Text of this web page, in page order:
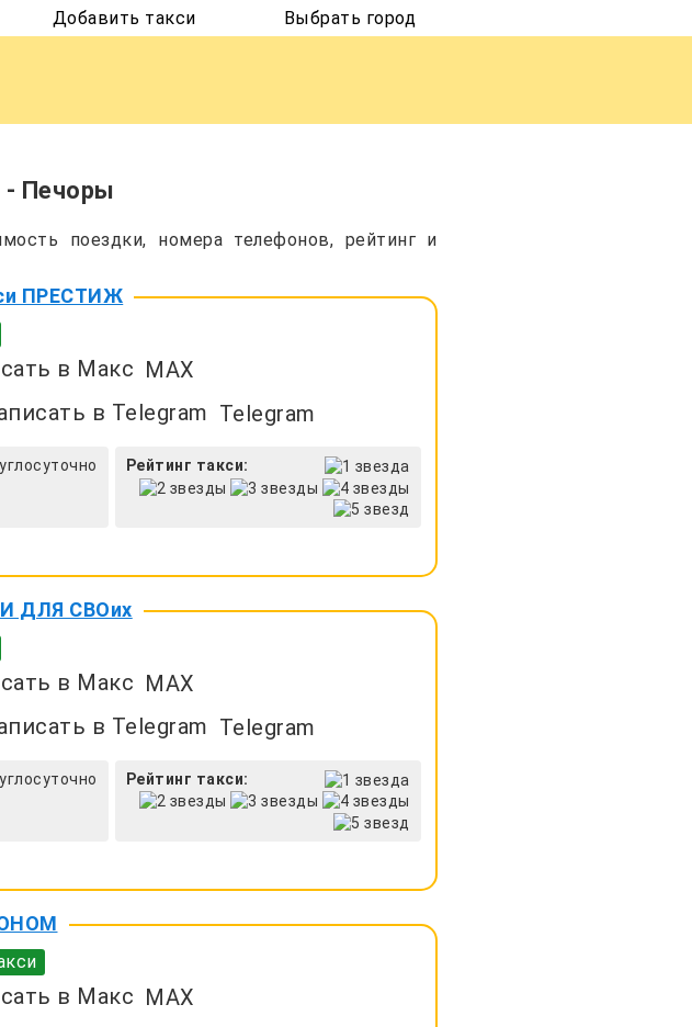
Добавить такси Выбрать город
- Печоры
поездки, номера телефонов, рейтинг и
ПРЕСТИЖ
MAX
Telegram
Рейтинг такси:
ДЛЯ СВОих
MAX
Telegram
Рейтинг такси:
MAX